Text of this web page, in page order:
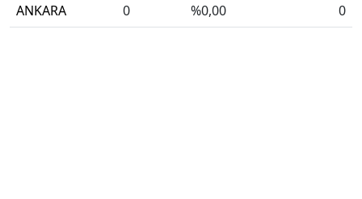
ANKARA
0 %0,00 0